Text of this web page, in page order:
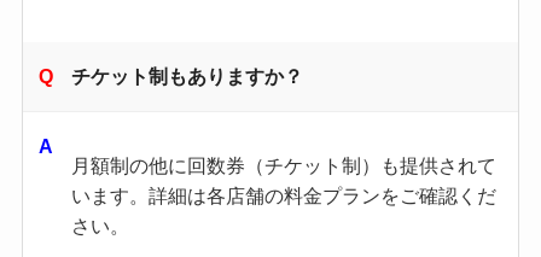
チケット制もありますか？
月額制の他に回数券（チケット制）も提供されて
います。​詳細は各店舗の料金プランをご確認くだ
さい。​